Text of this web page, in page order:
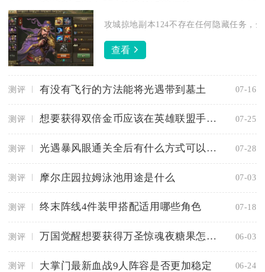
攻城掠地副本124不存在任何隐藏任务，
查看
测评 有没有飞行的方法能将光遇带到墓土 07-16
测评 想要获得双倍金币应该在英雄联盟手游的哪里 07-25
测评 光遇暴风眼通关全后有什么方式可以获取红心 07-28
测评 摩尔庄园拉姆泳池用途是什么 07-03
测评 终末阵线4件装甲搭配适用哪些角色 07-18
测评 万国觉醒想要获得万圣惊魂夜糖果怎么办 06-03
测评 大掌门最新血战9人阵容是否更加稳定 06-24